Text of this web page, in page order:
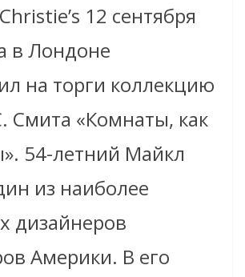
12 сентября
в Лондоне
на торги коллекцию
Смита «Комнаты, как
54-летний Майкл
из наиболее
дизайнеров
Америки. В его